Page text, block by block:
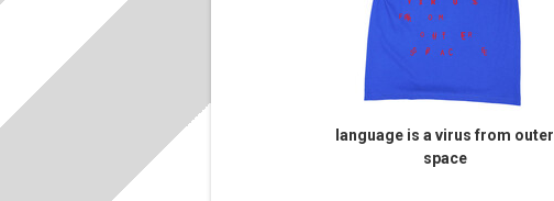
language is a virus from outer
space